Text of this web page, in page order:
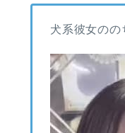
犬系彼女の